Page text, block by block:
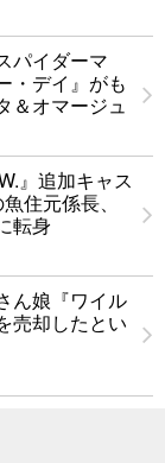
パイダーマ
・デイ』がも
＆オマージュ
』追加キャス
住元係長、
転身
ん娘『ワイル
売却したとい